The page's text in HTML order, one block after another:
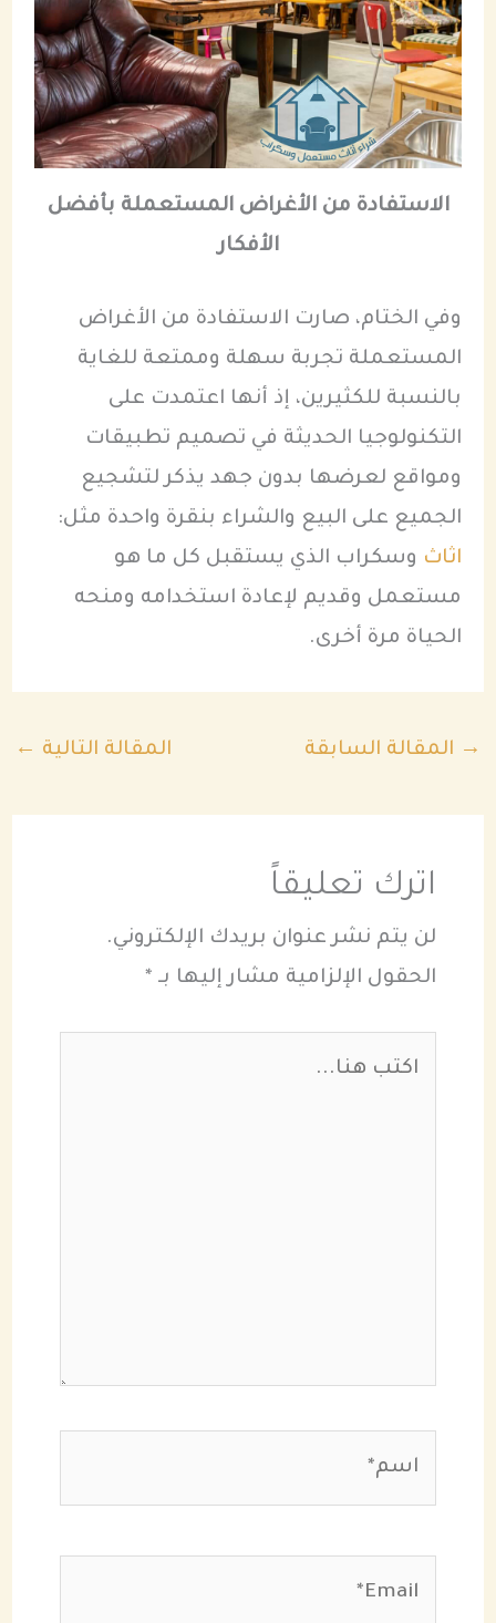
الاستفادة من الأغراض المستعملة بأفضل
الأفكار
وفي الختام، صارت الاستفادة من الأغراض
المستعملة تجربة سهلة وممتعة للغاية
بالنسبة للكثيرين، إذ أنها اعتمدت على
التكنولوجيا الحديثة في تصميم تطبيقات
ومواقع لعرضها بدون جهد يذكر لتشجيع
الجميع على البيع والشراء بنقرة واحدة مثل:
اثاث وسكراب الذي يستقبل كل ما هو
مستعمل وقديم لإعادة استخدامه ومنحه
الحياة مرة أخرى.
→ المقالة السابقة المقالة التالية ←
اترك تعليقاً
لن يتم نشر عنوان بريدك الإلكتروني.
الحقول الإلزامية مشار إليها بـ *